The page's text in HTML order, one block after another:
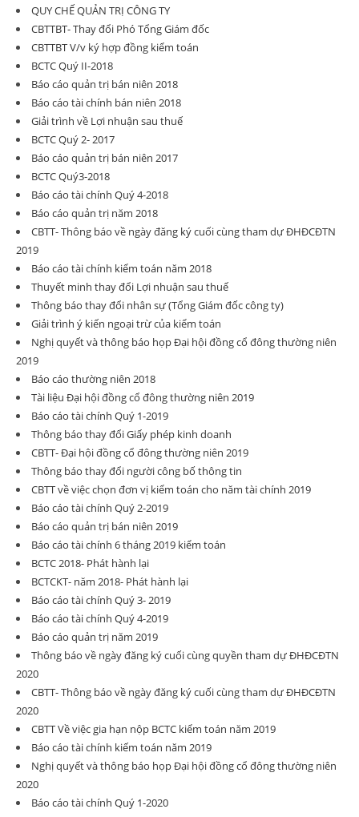
QUY CHẾ QUẢN TRỊ CÔNG TY
CBTTBT- Thay đổi Phó Tổng Giám đốc
CBTTBT V/v ký hợp đồng kiểm toán
BCTC Quý II-2018
Báo cáo quản trị bán niên 2018
Báo cáo tài chính bán niên 2018
Giải trình về Lợi nhuận sau thuế
BCTC Quý 2- 2017
Báo cáo quản trị bán niên 2017
BCTC Quý3-2018
Báo cáo tài chính Quý 4-2018
Báo cáo quản trị năm 2018
CBTT- Thông báo về ngày đăng ký cuối cùng tham dự ĐHĐCĐTN
2019
Báo cáo tài chính kiểm toán năm 2018
Thuyết minh thay đổi Lợi nhuận sau thuế
Thông báo thay đổi nhân sự (Tổng Giám đốc công ty)
Giải trình ý kiến ngoại trừ của kiểm toán
Nghị quyết và thông báo họp Đại hội đồng cổ đông thường niên
2019
Báo cáo thường niên 2018
Tài liệu Đại hội đồng cổ đông thường niên 2019
Báo cáo tài chính Quý 1-2019
Thông báo thay đổi Giấy phép kinh doanh
CBTT- Đại hội đồng cổ đông thường niên 2019
Thông báo thay đổi người công bố thông tin
CBTT về việc chọn đơn vị kiểm toán cho năm tài chính 2019
Báo cáo tài chính Quý 2-2019
Báo cáo quản trị bán niên 2019
Báo cáo tài chính 6 tháng 2019 kiểm toán
BCTC 2018- Phát hành lại
BCTCKT- năm 2018- Phát hành lại
Báo cáo tài chính Quý 3- 2019
Báo cáo tài chính Quý 4-2019
Báo cáo quản trị năm 2019
Thông báo về ngày đăng ký cuối cùng quyền tham dự ĐHĐCĐTN
2020
CBTT- Thông báo về ngày đăng ký cuối cùng tham dự ĐHĐCĐTN
2020
CBTT Về việc gia hạn nộp BCTC kiểm toán năm 2019
Báo cáo tài chính kiếm toán năm 2019
Nghị quyết và thông báo họp Đại hội đồng cổ đông thường niên
2020
Báo cáo tài chính Quý 1-2020